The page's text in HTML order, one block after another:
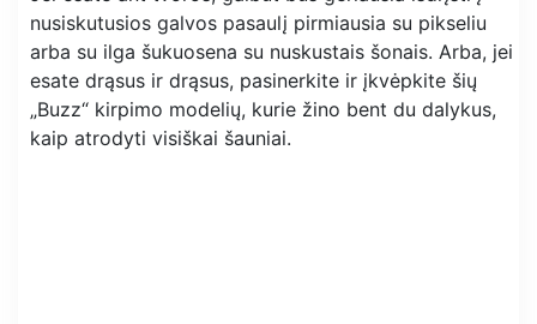
nusiskutusios galvos pasaulį pirmiausia su pikseliu
arba su ilga šukuosena su nuskustais šonais. Arba, jei
esate drąsus ir drąsus, pasinerkite ir įkvėpkite šių
„Buzz“ kirpimo modelių, kurie žino bent du dalykus,
kaip atrodyti visiškai šauniai.